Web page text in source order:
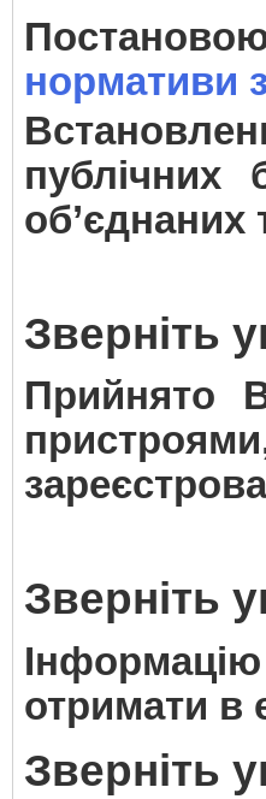
Постановою
нормативи
публічних
об’єднаних
Зверніть
Прийнято
пристроями
Зверніть
отримати в
Зверніть